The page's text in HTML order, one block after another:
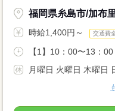
福岡県糸島市/加布
時給1,400円～ 交通費
【1】10：00〜13：
月曜日 火曜日 木曜日